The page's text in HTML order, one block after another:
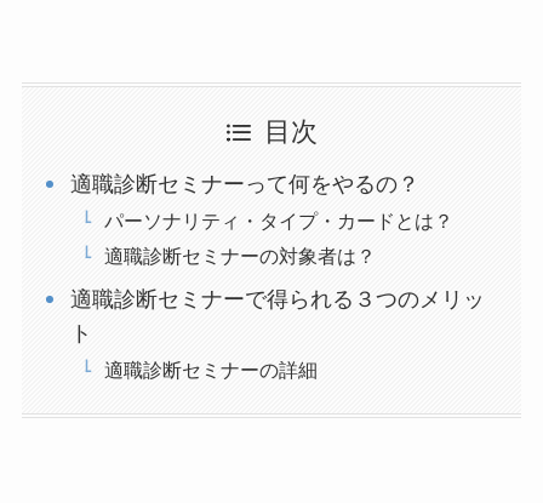
目次
適職診断セミナーって何をやるの？
パーソナリティ・タイプ・カードとは？
適職診断セミナーの対象者は？
適職診断セミナーで得られる３つのメリッ
ト
適職診断セミナーの詳細